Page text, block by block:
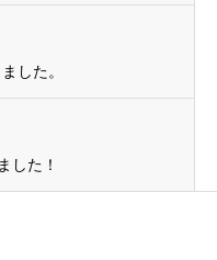
した。
した！